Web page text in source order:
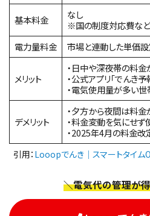
基本料金
なし
※国の制度対応費など
電力量料金
市場と連動した単価
メリット
・日中や深夜帯の料金
・公式アプリ「でんき
・電気使用量が多い
デメリット
・夕方から夜間は料金
・料金変動を気にせ
・2025年4月の料金
引用： Looopでんき｜スマートタイム
＼電気代の管理が